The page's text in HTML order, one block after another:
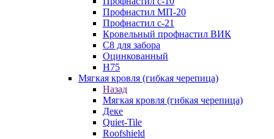
Профнастил МП-20
Профнастил с-21
Кровельный профнастил ВИК
С8 для забора
Оцинкованный
Н75
Мягкая кровля (гибкая черепица)
Назад
Мягкая кровля (гибкая черепица)
Деке
Quiet-Tile
Roofshield